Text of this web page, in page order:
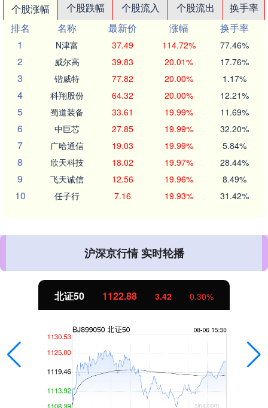
个股涨幅 个股跌幅 个股流入 个股流出
换手率
排名
名称 最新价 涨幅
换手率
1
N津富 37.49 114.72% 77.46%
2 威尔高 39.83 20.01% 17.76%
3 锴威特 77.82 20.00% 1.17%
4 科翔股份 64.32 20.00% 12.21%
5 蜀道装备 33.61 19.99% 11.69%
6 中巨芯 27.85 19.99% 32.20%
7 广哈通信 19.03 19.99% 5.84%
8 欣天科技 18.02 19.97% 28.44%
9 飞天诚信 12.56 19.96% 8.49%
10 任子行 7.16 19.93% 31.42%
沪深京行情 实时轮播
北证50 1122.88 3.42 0.30%